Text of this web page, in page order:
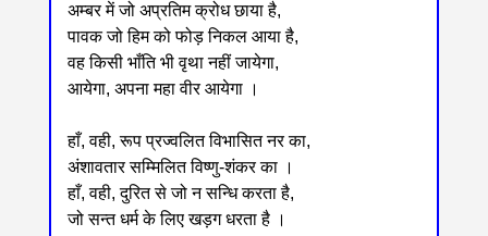
अम्बर में जो अप्रतिम क्रोध छाया है,
पावक जो हिम को फोड़ निकल आया है,
वह किसी भाँति भी वृथा नहीं जायेगा,
आयेगा, अपना महा वीर आयेगा ।
हाँ, वही, रूप प्रज्वलित विभासित नर का,
अंशावतार सम्मिलित विष्णु-शंकर का ।
हाँ, वही, दुरित से जो न सन्धि करता है,
जो सन्त धर्म के लिए खड़ग धरता है ।